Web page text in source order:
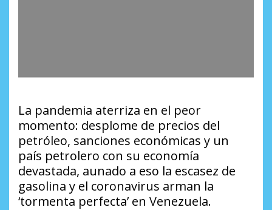
La pandemia aterriza en el peor
momento: desplome de precios del
petróleo, sanciones económicas y un
país petrolero con su economía
devastada, aunado a eso la escasez de
gasolina y el coronavirus arman la
‘tormenta perfecta’ en Venezuela.